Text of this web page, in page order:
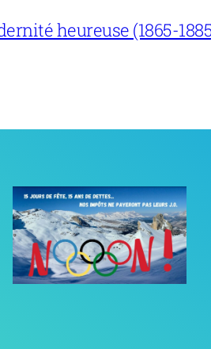
heureuse (1865-